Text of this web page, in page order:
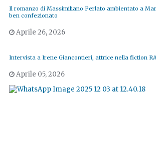
Il romanzo di Massimiliano Perlato ambientato a
ben confezionato
Aprile 26, 2026
Intervista a Irene Giancontieri, attrice nella fiction
Aprile 05, 2026